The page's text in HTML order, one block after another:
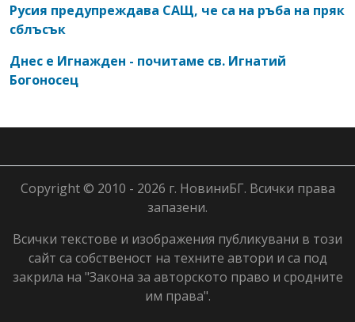
Русия предупреждава САЩ, че са на ръба на пряк
сблъсък
Днес е Игнажден - почитаме св. Игнатий
Богоносец
Copyright © 2010 - 2026 г. НовиниБГ. Всички права
запазени.
Всички текстове и изображения публикувани в този
сайт са собственост на техните автори и са под
закрила на "Закона за авторското право и сродните
им права".